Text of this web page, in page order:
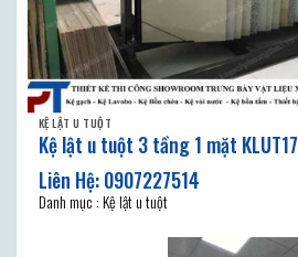
KỆ LẬT U TUỘT
Kệ lật u tuột 3 tầng 1 mặt KLUT17
Danh mục : Kệ lật u tuột